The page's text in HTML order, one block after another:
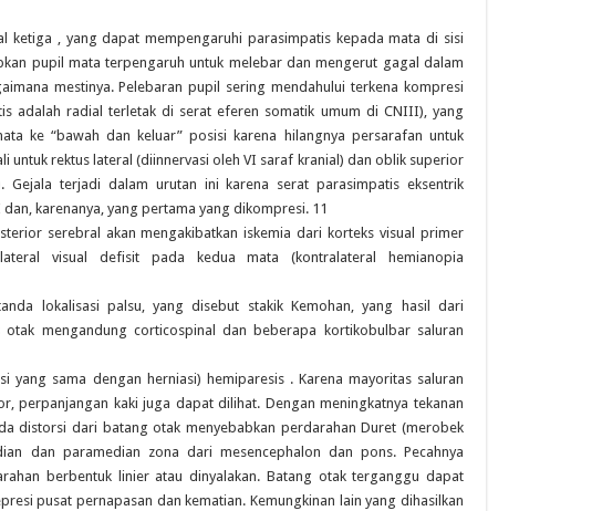
ketiga , yang dapat mempengaruhi parasimpatis kepada mata di sisi
pupil mata terpengaruh untuk melebar dan mengerut gagal dalam
mestinya. Pelebaran pupil sering mendahului terkena kompresi
adalah radial terletak di serat eferen somatik umum di CNIII), yang
ke “bawah dan keluar” posisi karena hilangnya persarafan untuk
untuk rektus lateral (diinnervasi oleh VI saraf kranial) dan oblik superior
Gejala terjadi dalam urutan ini karena serat parasimpatis eksentrik
karenanya, yang pertama yang dikompresi. 11
serebral akan mengakibatkan iskemia dari korteks visual primer
visual defisit pada kedua mata (kontralateral hemianopia
lokalisasi palsu, yang disebut stakik Kemohan, yang hasil dari
mengandung corticospinal dan beberapa kortikobulbar saluran
yang sama dengan herniasi) hemiparesis . Karena mayoritas saluran
perpanjangan kaki juga dapat dilihat. Dengan meningkatnya tekanan
distorsi dari batang otak menyebabkan perdarahan Duret (merobek
dan paramedian zona dari mesencephalon dan pons. Pecahnya
berbentuk linier atau dinyalakan. Batang otak terganggu dapat
pusat pernapasan dan kematian. Kemungkinan lain yang dihasilkan